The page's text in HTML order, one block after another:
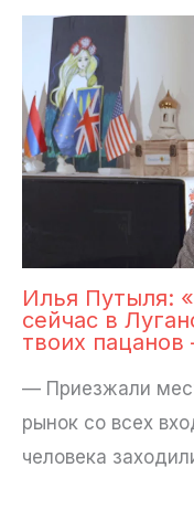
Илья Путыля:
сейчас в
твоих
— Приезжали
рынок со всех
человека